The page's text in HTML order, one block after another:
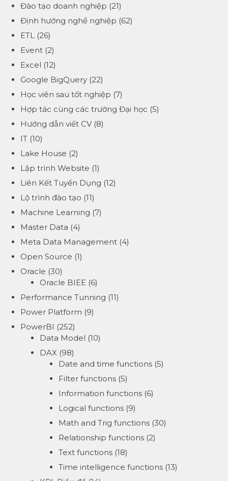
Đào tạo doanh nghiệp (21)
Định hướng nghề nghiệp (62)
ETL
(26)
Event (2)
Excel (12)
Google BigQuery (22)
Học viên sau tốt nghiệp (7)
Hợp tác cùng các trường Đại học (5)
Hướng dẫn viết CV(8)
IT (10)
Lake House (2)
Lập trình Website (1)
Liên Kết Tuyển Dụng (12)
Lộ trình đào tạo (11)
Machine Learning (7)
Master Data (4)
Meta Data Management (4)
Open Source (1)
Oracle (30)
Oracle BIEE (6)
Performance Tunning (11)
Power Platform (9)
PowerBI (252)
Data Model (10)
DAX (98)
Date and time functions (5)
Filter functions (5)
Information functions (6)
Logical functions (9)
Math and Trig functions (30)
Relationship functions (2)
Text functions (18)
Time intelligence functions (13)